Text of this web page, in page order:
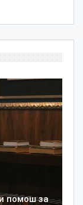
помош за